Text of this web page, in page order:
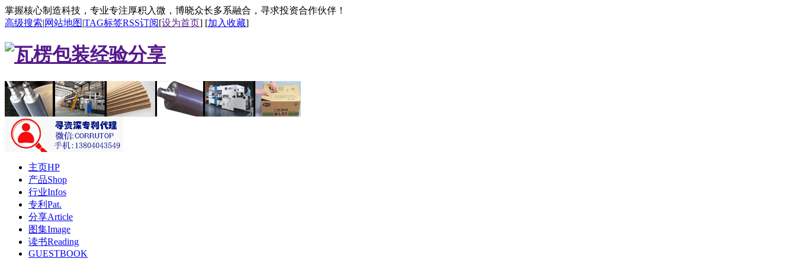
掌握核心制造科技，专业专注厚积入微，博晓众长多系融合，寻求投资合作伙伴！
高级搜索|网站地图|TAG标签RSS订阅[设为首页] [加入收藏]
主页HP
产品Shop
行业Infos
专利Pat.
分享Article
图集Image
读书Reading
GUESTBOOK